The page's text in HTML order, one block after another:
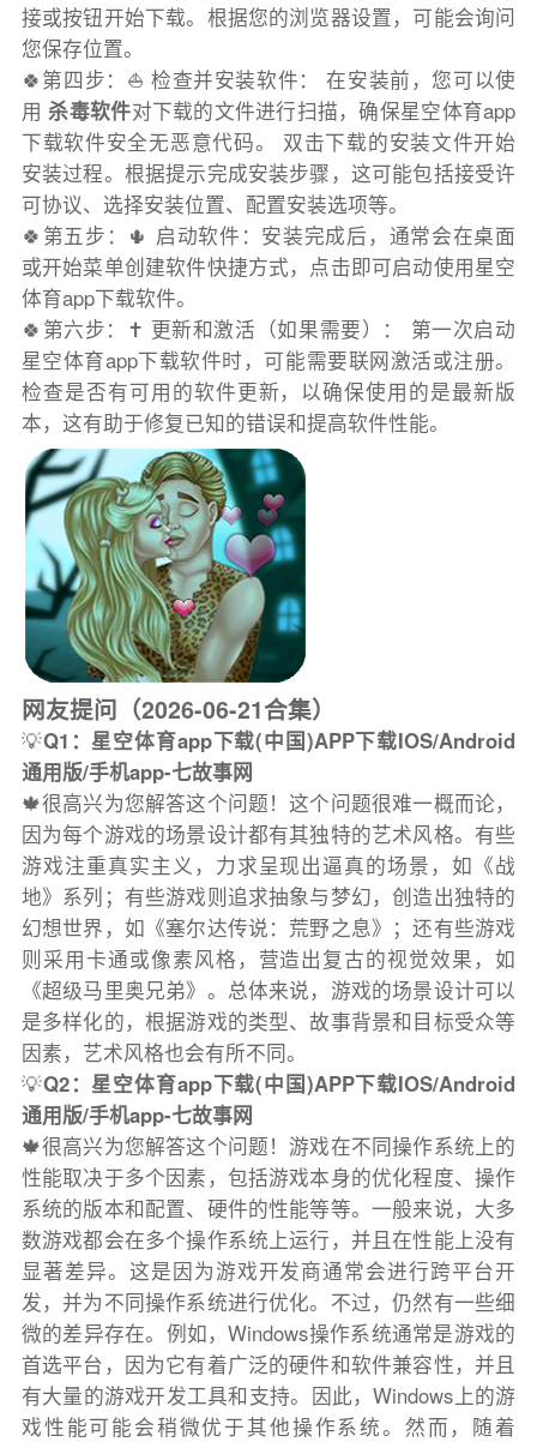
接或按钮开始下载。根据您的浏览器设置，可能会询问
您保存位置。
🍀第四步：⛵️ 检查并安装软件： 在安装前，您可以使
用杀毒软件对下载的文件进行扫描，确保星空体育app
下载软件安全无恶意代码。 双击下载的安装文件开始
安装过程。根据提示完成安装步骤，这可能包括接受许
可协议、选择安装位置、配置安装选项等。
🍀第五步：🌵 启动软件：安装完成后，通常会在桌面
或开始菜单创建软件快捷方式，点击即可启动使用星空
体育app下载软件。
🍀第六步：✝️ 更新和激活（如果需要）： 第一次启动
星空体育app下载软件时，可能需要联网激活或注册。
检查是否有可用的软件更新，以确保使用的是最新版
本，这有助于修复已知的错误和提高软件性能。
网友提问（2026-06-21合集）
💡Q1：星空体育app下载(中国)APP下载IOS/Android
通用版/手机app-七故事网
🍁很高兴为您解答这个问题！这个问题很难一概而论，
因为每个游戏的场景设计都有其独特的艺术风格。有些
游戏注重真实主义，力求呈现出逼真的场景，如《战
地》系列；有些游戏则追求抽象与梦幻，创造出独特的
幻想世界，如《塞尔达传说：荒野之息》；还有些游戏
则采用卡通或像素风格，营造出复古的视觉效果，如
《超级马里奥兄弟》。总体来说，游戏的场景设计可以
是多样化的，根据游戏的类型、故事背景和目标受众等
因素，艺术风格也会有所不同。
💡Q2：星空体育app下载(中国)APP下载IOS/Android
通用版/手机app-七故事网
🍁很高兴为您解答这个问题！游戏在不同操作系统上的
性能取决于多个因素，包括游戏本身的优化程度、操作
系统的版本和配置、硬件的性能等等。一般来说，大多
数游戏都会在多个操作系统上运行，并且在性能上没有
显著差异。这是因为游戏开发商通常会进行跨平台开
发，并为不同操作系统进行优化。不过，仍然有一些细
微的差异存在。例如，Windows操作系统通常是游戏的
首选平台，因为它有着广泛的硬件和软件兼容性，并且
有大量的游戏开发工具和支持。因此，Windows上的游
戏性能可能会稍微优于其他操作系统。然而，随着